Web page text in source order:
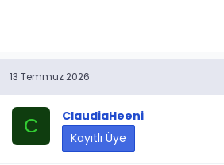
13 Temmuz 2026
C
ClaudiaHeeni
Kayıtlı Üye